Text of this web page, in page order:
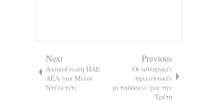
Next
Ανακοίνωση ΠΑΕ
ΑΕΛ για Μίλος
Ντέλετιτς
Previous
Οι αθλητικές
τηλεοπτικές
μεταδόσεις για την
Τρίτη